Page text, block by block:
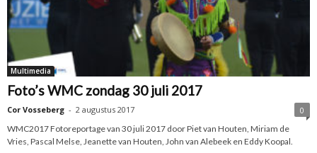
Multimedia
Foto’s WMC zondag 30 juli 2017
Cor Vosseberg - 2 augustus 2017
0
WMC2017 Fotoreportage van 30 juli 2017 door Piet van Houten, Miriam de
Vries, Pascal Melse, Jeanette van Houten, John van Alebeek en Eddy Koopal.